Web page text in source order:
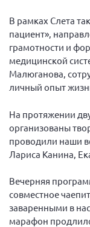
Шестой съезд
склерозом»
Новости:
Нормативно-
Публичные
"Рассеянный
ОООИБРС"
В рамках Слета
пациент»,
грамотности и
медицинской
Малюганова,
личный опыт
На протяжении
организованы
проводили наши
Лариса Канина,
Вечерняя
совместное
заваренными в
марафон